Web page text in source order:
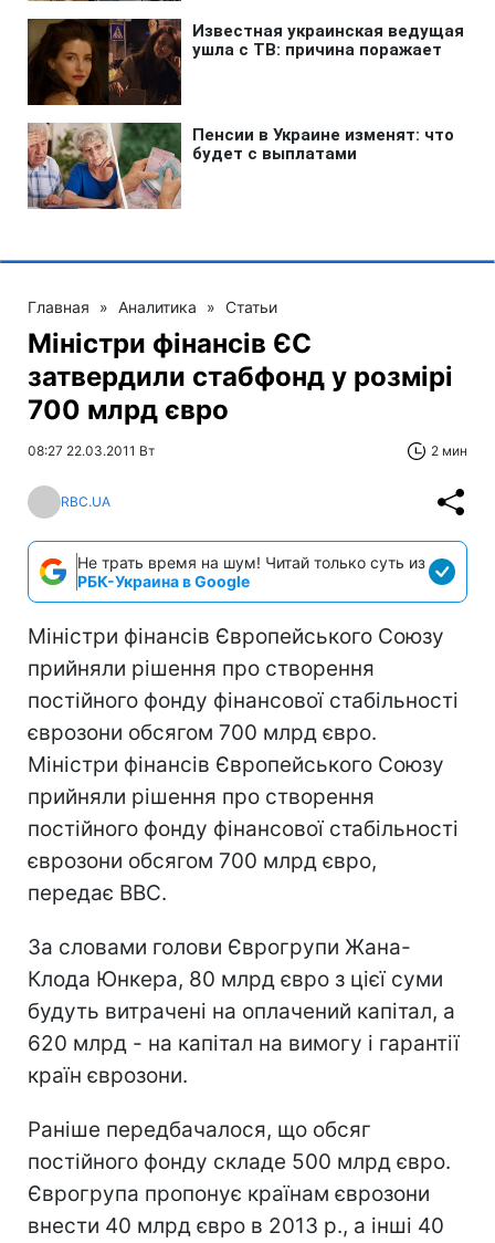
Главная » Аналитика » Статьи
Міністри фінансів ЄС
затвердили стабфонд у розмірі
700 млрд євро
08:27 22.03.2011 Вт 2 мин
RBC.UA
Не трать время на шум! Читай только суть из
РБК-Украина в Google
Міністри фінансів Європейського Союзу
прийняли рішення про створення
постійного фонду фінансової стабільності
єврозони обсягом 700 млрд євро.
Міністри фінансів Європейського Союзу
прийняли рішення про створення
постійного фонду фінансової стабільності
єврозони обсягом 700 млрд євро,
передає ВВС.
За словами голови Єврогрупи Жана-
Клода Юнкера, 80 млрд євро з цієї суми
будуть витрачені на оплачений капітал, а
620 млрд - на капітал на вимогу і гарантії
країн єврозони.
Раніше передбачалося, що обсяг
постійного фонду складе 500 млрд євро.
Єврогрупа пропонує країнам єврозони
внести 40 млрд євро в 2013 р., а інші 40